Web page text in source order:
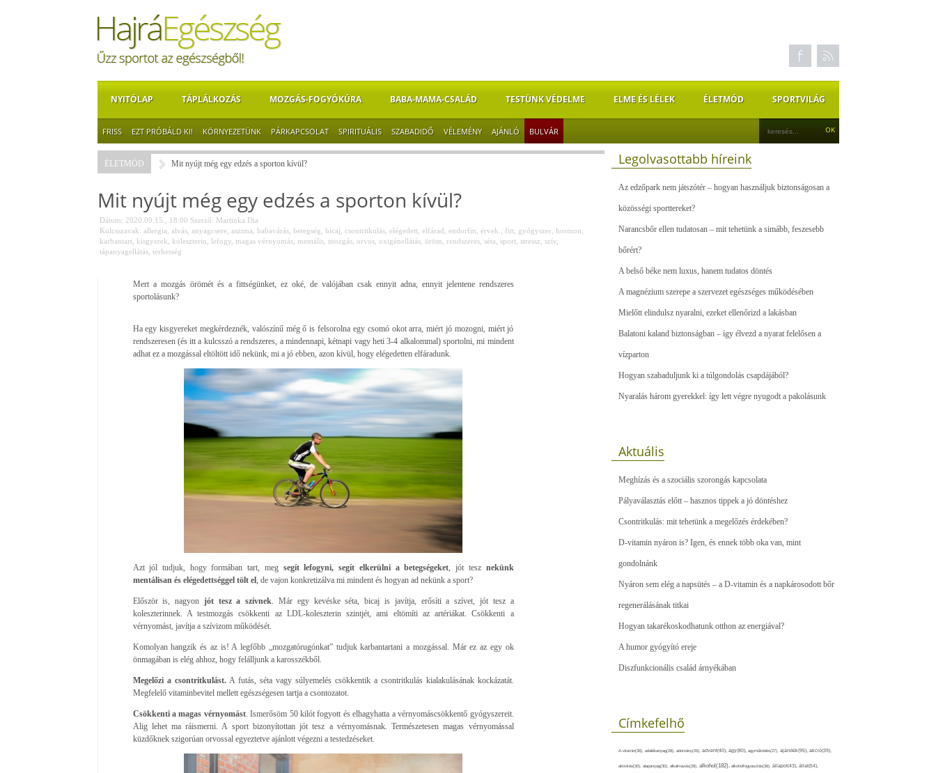
NYITÓLAP TÁPLÁLKOZÁS MOZGÁS-FOGYÓKÚRA BABA-MAMA-CSALÁD TESTÜNK VÉDELME ELME ÉS LÉLEK ÉLETMÓD SPORTVILÁG
FRISS EZT PRÓBÁLD KI! KÖRNYEZETÜNK PÁRKAPCSOLAT SPIRITUÁLIS SZABADIDŐ VÉLEMÉNY AJÁNLÓ BULVÁR
ÉLETMÓD Mit nyújt még egy edzés a sporton kívül?
Mit nyújt még egy edzés a sporton kívül?
Dátum: 2020.09.15., 18:00 Szerző: Martinka Dia
Kulcsszavak: allergia alvás, anyagcsere, asztma babavárás, betegség bicaj csontritkulás, elégedett, elfárad endorfin érvek. fitt, gyógyszer, hormon
karbantart, kisgyerek koleszterin lefogy, magas vérnyomás, mentális, mozgás, orvos, oxigénellátás, öröm rendszeres, séta sport, stressz szív,
tápanyagellátás, terhesség
Mert a mozgás örömét és a fittségünket, ez oké, de valójában csak ennyit adna, ennyit jelentene rendszeres
sportolásunk?
Ha egy kisgyereket megkérdeznék, valószínű még ő is felsorolna egy csomó okot arra, miért jó mozogni, miért jó
rendszeresen (és itt a kulcsszó a rendszeres, a mindennapi, kétnapi vagy heti 3-4 alkalommal) sportolni, mi mindent
adhat ez a mozgással eltöltött idő nekünk, mi a jó ebben, azon kívül, hogy elégedetten elfáradunk.
Azt jól tudjuk, hogy formában tart, meg segít lefogyni, segít elkerülni a betegségeket , jót tesz nekünk
mentálisan és elégedettséggel tölt el, de vajon konkretizálva mi mindent és hogyan ad nekünk a sport?
Először is, nagyon jót tesz a szívnek . Már egy kevéske séta, bicaj is javítja, erősíti a szívet, jót tesz a
koleszterinnek. A testmozgás csökkenti az LDL-koleszterin szintjét, ami eltömíti az artériákat. Csökkenti a
vérnyomást, javítja a szívizom működését.
Komolyan hangzik és az is! A legfőbb „mozgatórugónkat” tudjuk karbantartani a mozgással. Már ez az egy ok
önmagában is elég ahhoz, hogy felálljunk a karosszékből.
Megelőzi a csontritkulást.A futás, séta vagy súlyemelés csökkentik a csontritkulás kialakulásának kockázatát.
Megfelelő vitaminbevitel mellett egészségesen tartja a csontozatot.
Csökkenti a magas vérnyomást. Ismerősöm 50 kilót fogyott és elhagyhatta a vérnyomáscsökkentő gyógyszereit.
Alig lehet ma ráismerni. A sport bizonyítottan jót tesz a vérnyomásnak. Természetesen magas vérnyomással
küzdőknek szigorúan orvossal egyeztetve ajánlott végezni a testedzéseket.
Legolvasottabb híreink
Az edzőpark nem játszótér – hogyan használjuk biztonságosan a
közösségi sporttereket?
Narancsbőr ellen tudatosan – mit tehetünk a simább, feszesebb
bőrért?
A belső béke nem luxus, hanem tudatos döntés
A magnézium szerepe a szervezet egészséges működésében
Mielőtt elindulsz nyaralni, ezeket ellenőrizd a lakásban
Balatoni kaland biztonságban – így élvezd a nyarat felelősen a
vízparton
Hogyan szabaduljunk ki a túlgondolás csapdájából?
Nyaralás három gyerekkel: így lett végre nyugodt a pakolásunk
Aktuális
Meghízás és a szociális szorongás kapcsolata
Pályaválasztás előtt – hasznos tippek a jó döntéshez
Csontritkulás: mit tehetünk a megelőzés érdekében?
D-vitamin nyáron is? Igen, és ennek több oka van, mint
gondolnánk
Nyáron sem elég a napsütés – a D-vitamin és a napkárosodott bőr
regenerálásának titkai
Hogyan takarékoskodhatunk otthon az energiával?
A humor gyógyító ereje
Diszfunkcionális család árnyékában
Címkefelhő
A-vitamin(36), adalékanyag(28), adomány(26), advent(40), agy(80), agyműködés(27), ajándék(95), akció(39),
aktivitás(30), alapanyag(30), alkalmazás(28), alkohol(182), alkoholfogyasztás(36), állapot(43), állat(54),